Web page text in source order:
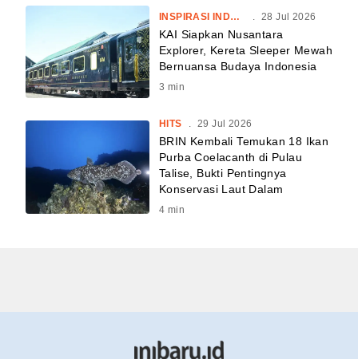
INSPIRASI INDONESIA . 28 Jul 2026
KAI Siapkan Nusantara
Explorer, Kereta Sleeper Mewah
Bernuansa Budaya Indonesia
3 min
HITS . 29 Jul 2026
BRIN Kembali Temukan 18 Ikan
Purba Coelacanth di Pulau
Talise, Bukti Pentingnya
Konservasi Laut Dalam
4 min